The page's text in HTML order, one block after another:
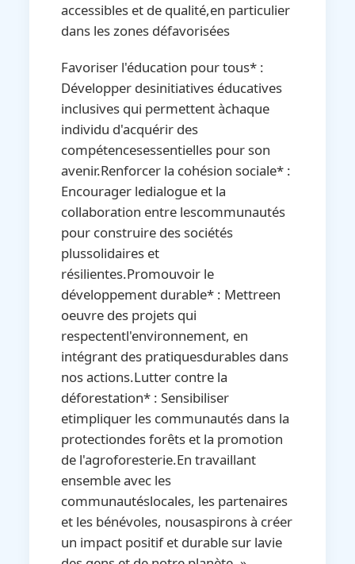
accessibles et de qualité,en particulier
dans les zones défavorisées
Favoriser l'éducation pour tous* :
Développer desinitiatives éducatives
inclusives qui permettent àchaque
individu d'acquérir des
compétencesessentielles pour son
avenir.Renforcer la cohésion sociale* :
Encourager ledialogue et la
collaboration entre lescommunautés
pour construire des sociétés
plussolidaires et
résilientes.Promouvoir le
développement durable* : Mettreen
oeuvre des projets qui
respectentl'environnement, en
intégrant des pratiquesdurables dans
nos actions.Lutter contre la
déforestation* : Sensibiliser
etimpliquer les communautés dans la
protectiondes forêts et la promotion
de l'agroforesterie.En travaillant
ensemble avec les
communautéslocales, les partenaires
et les bénévoles, nousaspirons à créer
un impact positif et durable sur lavie